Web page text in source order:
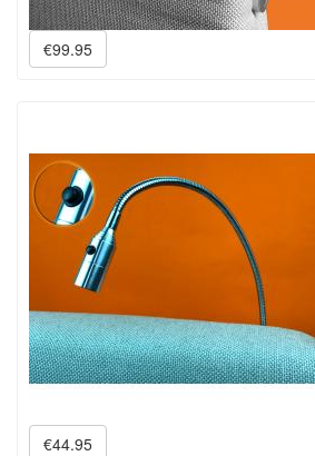
€99.95
€44.95